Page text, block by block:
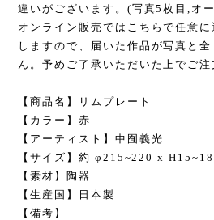
違いがございます。(写真5枚目,オ
オンライン販売ではこちらで任意
しますので、届いた作品が写真と
ん。予めご了承いただいた上でご注
【商品名】リムプレート
【カラー】赤
【アーティスト】中囿義光
【サイズ】約 φ215~220 x H15~18
【素材】陶器
【生産国】日本製
【備考】